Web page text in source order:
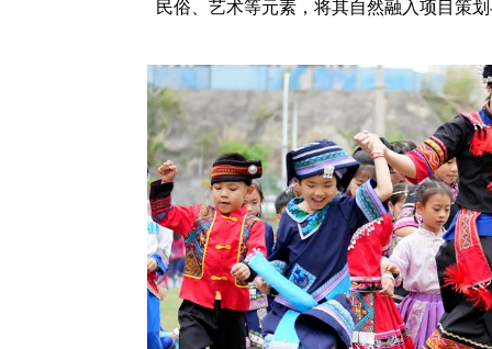
民俗、艺术等元素，将其自然融入项目策